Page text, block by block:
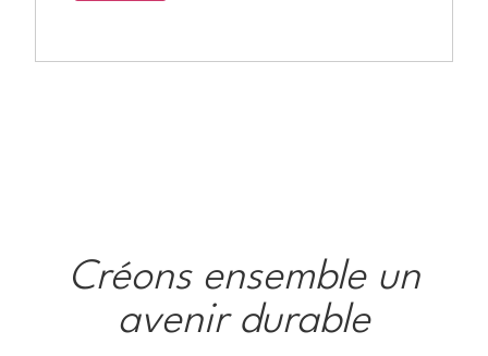
Créons ensemble un
avenir durable